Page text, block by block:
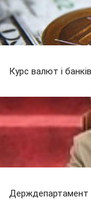
Курс валют і
Держдепартамент